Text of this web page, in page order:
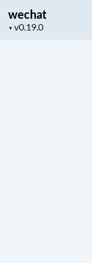
wechat
▼
Project